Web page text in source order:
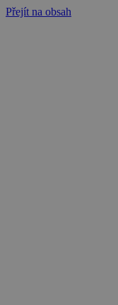
Přejít na obsah